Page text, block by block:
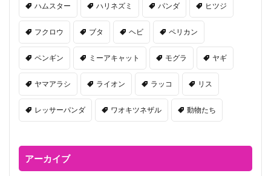
ハムスター ハリネズミ パンダ ヒツジ
フクロウ ブタ ヘビ ペリカン
ペンギン ミーアキャット モグラ ヤギ
ヤマアラシ ライオン ラッコ リス
レッサーパンダ ワオキツネザル 動物たち
アーカイブ